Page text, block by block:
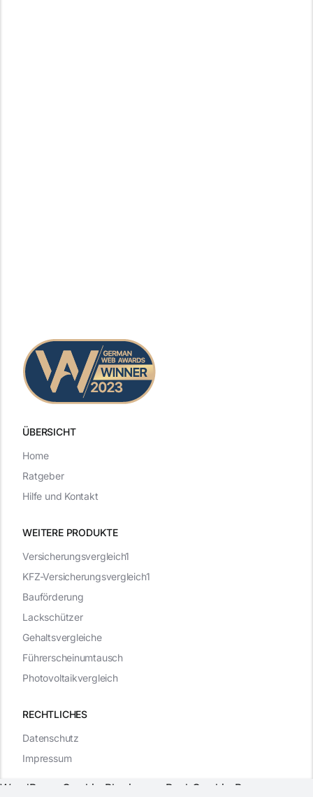
ÜBERSICHT
WEITERE PRODUKTE
RECHTLICHES
Datenschutz
Impressum
Versicherungsvergleich1
KFZ-Versicherungsvergleich1
Bauförderung
Lackschützer
Gehaltsvergleiche
Führerscheinumtausch
Photovoltaikvergleich
Home
Ratgeber
Hilfe und Kontakt
WordPress Cookie Plugin von Real Cookie Banner